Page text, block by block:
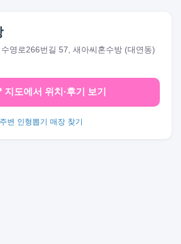
영로266번길 57, 새아씨혼수방 (대연동)
지도에서 위치·후기 보기
변 인형뽑기 매장 찾기